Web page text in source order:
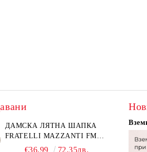
ДАМСКА ЛЯТНА ШАПКА
FRATELLI MAZZANTI FM
6774, НАТУРАЛЕН/ЖЪЛТО
€36.99 72.35лв.